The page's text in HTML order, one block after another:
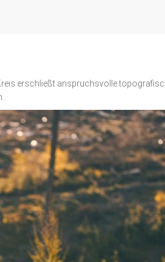
erschließt anspruchsvolle